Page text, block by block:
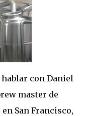
con Daniel
master de
San Francisco,